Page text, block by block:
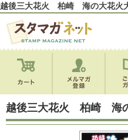
越後三大花火 柏崎 海の大花火
越後三大花火 柏崎 海